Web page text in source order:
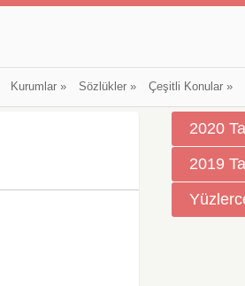
Kurumlar» Sözlükler» Çeşitli Konular»
2020
2019